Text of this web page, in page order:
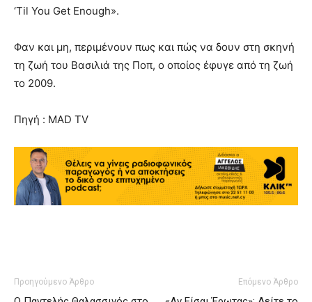
‘Til You Get Enough».
Φαν και μη, περιμένουν πως και πώς να δουν στη σκηνή
τη ζωή του Βασιλιά της Ποπ, ο οποίος έφυγε από τη ζωή
το 2009.
Πηγή : MAD TV
Προηγούμενο Άρθρο Επόμενο Άρθρο